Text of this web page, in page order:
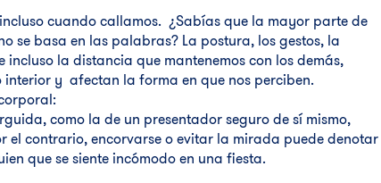
cuando callamos. ¿Sabías que la mayor parte de
se basa en las palabras? La postura, los gestos, la
incluso la distancia que mantenemos con los demás,
interior y afectan la forma en que nos perciben.
como la de un presentador seguro de sí mismo,
el contrario, encorvarse o evitar la mirada puede denotar
que se siente incómodo en una fiesta.